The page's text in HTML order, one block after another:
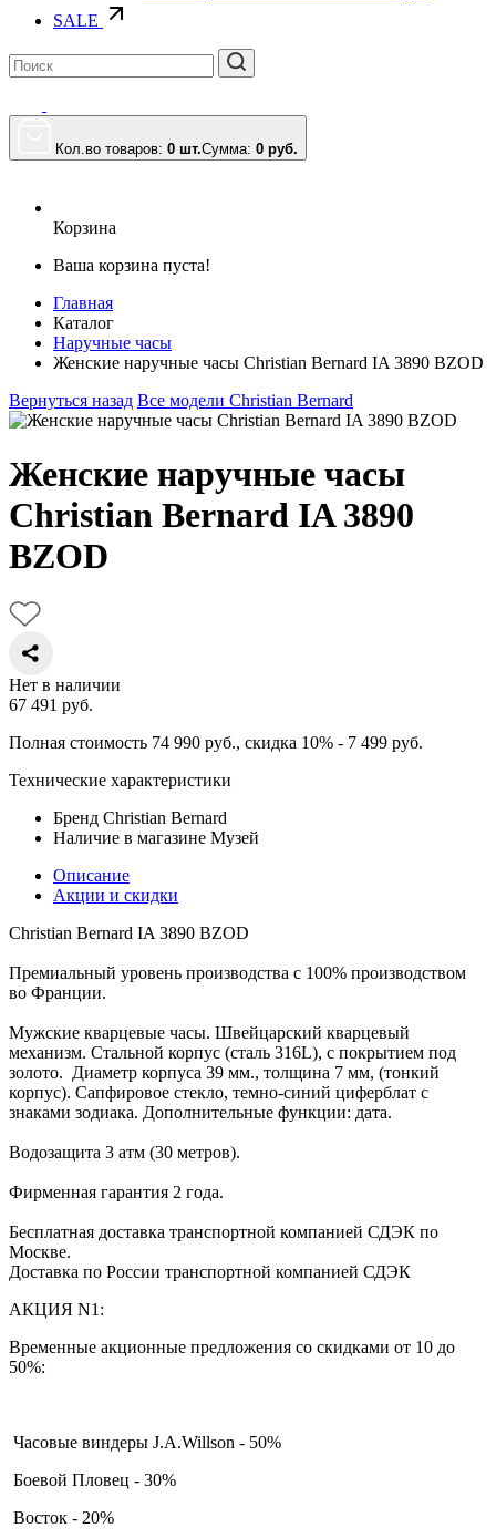
SALE
Кол.во товаров: 0 шт.Сумма: 0 руб.
Корзина
Ваша корзина пуста!
Главная
Каталог
Наручные часы
Женские наручные часы Christian Bernard IA 3890 BZOD
Вернуться назад Все модели Christian Bernard
Женские наручные часы
Christian Bernard IA 3890
BZOD
Нет в наличии
67 491 руб.
Полная стоимость 74 990 руб., скидка 10% - 7 499 руб.
Технические характеристики
Бренд Christian Bernard
Наличие в магазине Музей
Описание
Акции и скидки
Christian Bernard IA 3890 BZOD
Премиальный уровень производства с 100% производством
во Франции.
Мужские кварцевые часы. Швейцарский кварцевый
механизм. Стальной корпус (сталь 316L), с покрытием под
золото. Диаметр корпуса 39 мм., толщина 7 мм, (тонкий
корпус). Сапфировое стекло, темно-синий циферблат с
знаками зодиака. Дополнительные функции: дата.
Водозащита 3 атм (30 метров).
Фирменная гарантия 2 года.
Бесплатная доставка транспортной компанией СДЭК по
Москве.
Доставка по России транспортной компанией СДЭК
АКЦИЯ N1:
Временные акционные предложения со скидками от 10 до
50%:
Часовые виндеры J.A.Willson - 50%
Боевой Пловец - 30%
Восток - 20%